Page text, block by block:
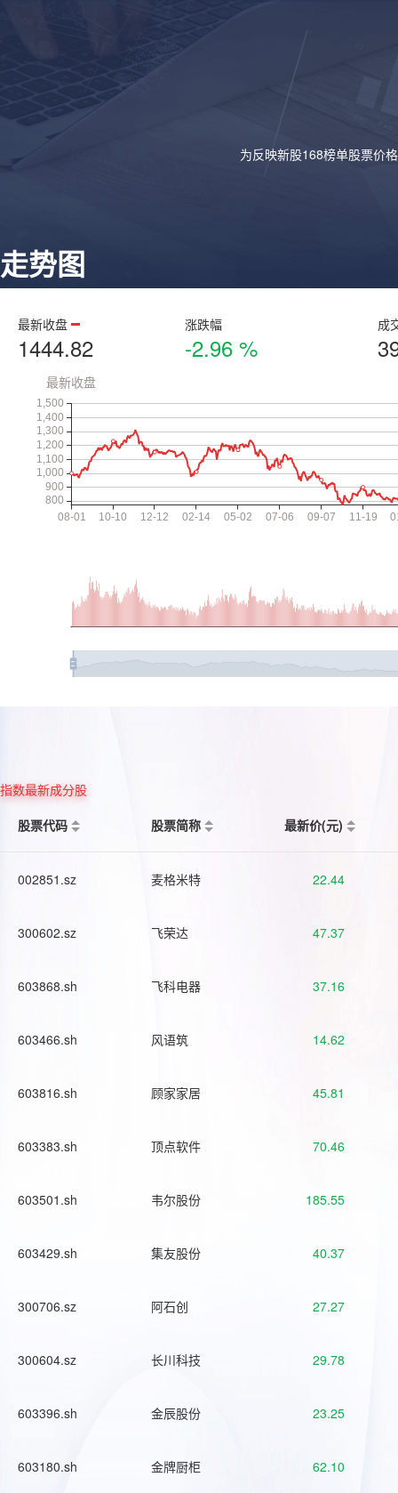
为反映新股168榜单股票价
走势图
最新收盘
1444.82
涨跌幅
-2.96 %
成
指数最新成分股
股票代码
股票简称 最新价(元)
002851.sz 麦格米特 22.44
300602.sz 飞荣达 47.37
603868.sh 飞科电器 37.16
603466.sh 风语筑 14.62
603816.sh 顾家家居 45.81
603383.sh 顶点软件 70.46
603501.sh 韦尔股份 185.55
603429.sh 集友股份 40.37
300706.sz 阿石创 27.27
300604.sz 长川科技 29.78
603396.sh 金辰股份 23.25
603180.sh 金牌厨柜 62.10